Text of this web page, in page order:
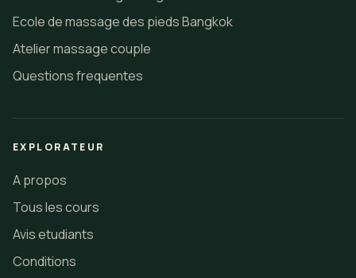
Ecole de massage des pieds Bangkok
Atelier massage couple
Questions frequentes
EXPLORATEUR
A propos
Tous les cours
Avis etudiants
Conditions